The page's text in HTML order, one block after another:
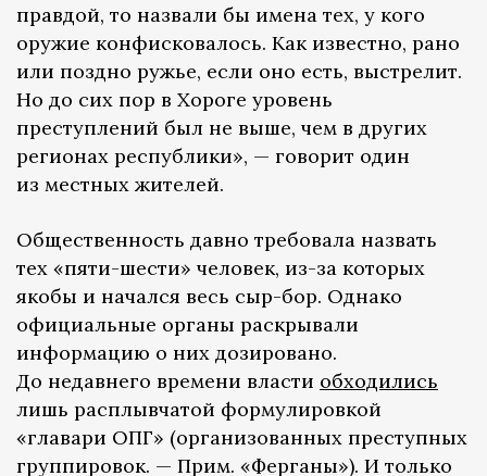
правдой, то назвали бы имена тех, у кого
оружие конфисковалось. Как известно, рано
или поздно ружье, если оно есть, выстрелит.
Но до сих пор в Хороге уровень
преступлений был не выше, чем в других
регионах республики», — говорит один
из местных жителей.
Общественность давно требовала назвать
тех «пяти-шести» человек, из-за которых
якобы и начался весь сыр-бор. Однако
официальные органы раскрывали
информацию о них дозировано.
До недавнего времени власти обходились
лишь расплывчатой формулировкой
«главари ОПГ» (организованных преступных
группировок. — Прим. «Ферганы»). И только